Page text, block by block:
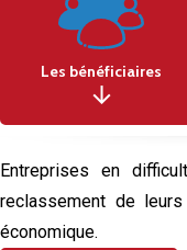
Les bénéficiaires
Entreprises en
reclassement de
économique.